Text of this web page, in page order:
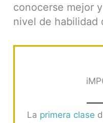
conocerse mejor
nivel de habilidad
La primera clase